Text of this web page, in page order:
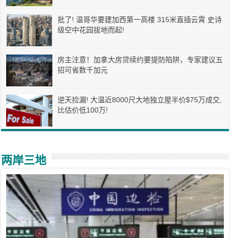
批了! 温哥华要建加西第一高楼 315米直插云霄 史诗
级空中花园拔地而起!
房主注意！加拿大房贷续约要提防陷阱，专家建议五
招可省数千加元
逆天捡漏! 大温近8000尺大地独立屋半价$75万成交,
比估价低100万!
两岸三地